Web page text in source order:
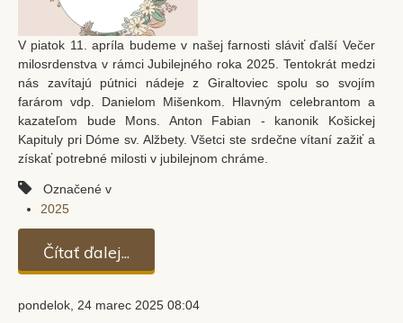
V piatok 11. apríla budeme v našej farnosti sláviť ďalší Večer
milosrdenstva v rámci Jubilejného roka 2025. Tentokrát medzi
nás zavítajú pútnici nádeje z Giraltoviec spolu so svojím
farárom vdp. Danielom Mišenkom. Hlavným celebrantom a
kazateľom bude Mons. Anton Fabian - kanonik Košickej
Kapituly pri Dóme sv. Alžbety. Všetci ste srdečne vítaní zažiť a
získať potrebné milosti v jubilejnom chráme.
Označené v
2025
Čítať ďalej...
pondelok, 24 marec 2025 08:04